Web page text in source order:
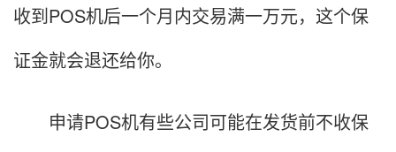
收到POS机后一个月内交易满一万元，这个保
证金就会退还给你。
申请POS机有些公司可能在发货前不收保